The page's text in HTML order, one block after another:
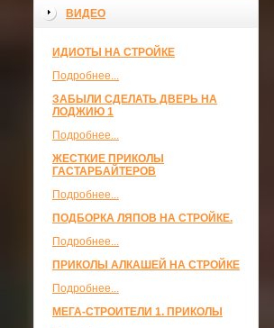
ВИДЕО
ИДИОТЫ НА СТРОЙКЕ
Подробнее...
ЗАБЫЛИ СДЕЛАТЬ ДВЕРЬ НА
ЛОДЖИЮ 1
Подробнее...
ЖЕСТКИЕ ПРИКОЛЫ
ГАСТАРБАЙТЕРОВ
Подробнее...
ПОДБОРКА ЛЯПОВ НА СТРОЙКЕ.
Подробнее...
ПРИКОЛЫ АЛКАШЕЙ НА СТРОЙКЕ
Подробнее...
МЕГА-СТРОИТЕЛИ 1. ПРИКОЛЫ